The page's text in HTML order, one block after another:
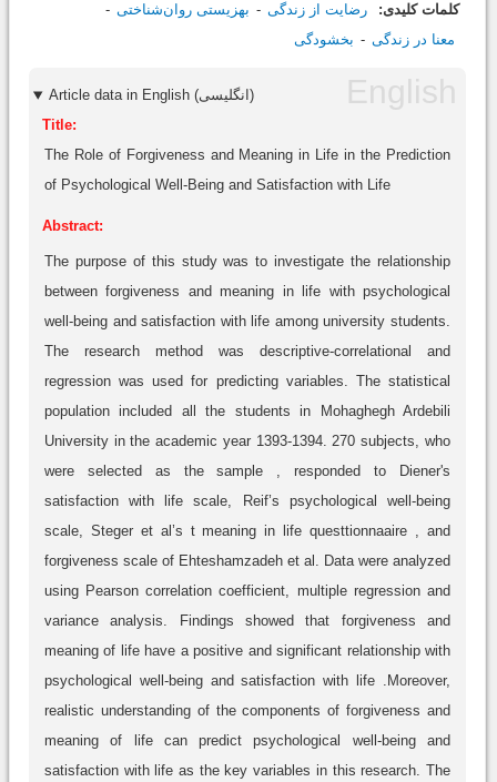
کلمات کلیدی: رضایت از زندگی
بهزیستی روان‌شناختی
معنا در زندگی
بخشودگی
Article data in English (انگلیسی)
Title:
The Role of Forgiveness and Meaning in Life in the Prediction
of Psychological Well-Being and Satisfaction with Life
Abstract:
The purpose of this study was to investigate the relationship
between forgiveness and meaning in life with psychological
well-being and satisfaction with life among university students.
The research method was descriptive-correlational and
regression was used for predicting variables. The statistical
population included all the students in Mohaghegh Ardebili
University in the academic year 1393-1394. 270 subjects, who
were selected as the sample , responded to Diener's
satisfaction with life scale, Reif’s psychological well-being
scale, Steger et al’s t meaning in life questtionnaaire , and
forgiveness scale of Ehteshamzadeh et al. Data were analyzed
using Pearson correlation coefficient, multiple regression and
variance analysis. Findings showed that forgiveness and
meaning of life have a positive and significant relationship with
psychological well-being and satisfaction with life .Moreover,
realistic understanding of the components of forgiveness and
meaning of life can predict psychological well-being and
satisfaction with life as the key variables in this research. The